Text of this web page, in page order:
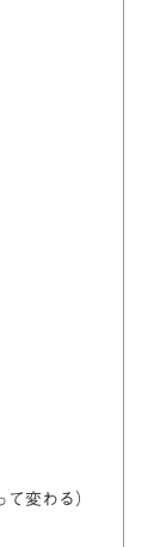
変わる）